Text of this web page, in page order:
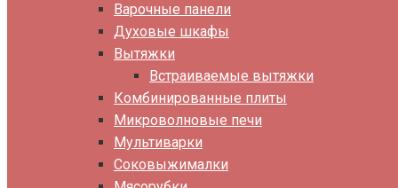
Варочные панели
Духовые шкафы
Вытяжки
Встраиваемые вытяжки
Комбинированные плиты
Микроволновые печи
Мультиварки
Соковыжималки